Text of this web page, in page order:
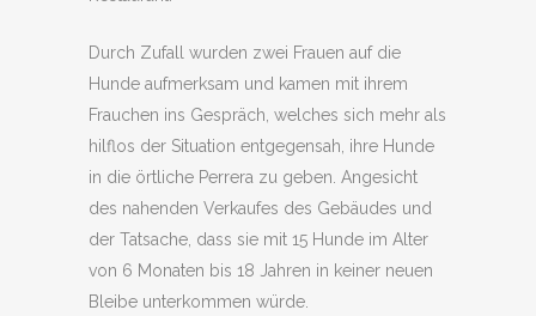
Durch Zufall wurden zwei Frauen auf die
Hunde aufmerksam und kamen mit ihrem
Frauchen ins Gespräch, welches sich mehr als
hilflos der Situation entgegensah, ihre Hunde
in die örtliche Perrera zu geben. Angesicht
des nahenden Verkaufes des Gebäudes und
der Tatsache, dass sie mit 15 Hunde im Alter
von 6 Monaten bis 18 Jahren in keiner neuen
Bleibe unterkommen würde.